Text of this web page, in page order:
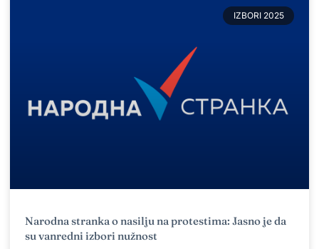
IZBORI 2025
Narodna stranka o nasilju na protestima: Jasno je da
su vanredni izbori nužnost